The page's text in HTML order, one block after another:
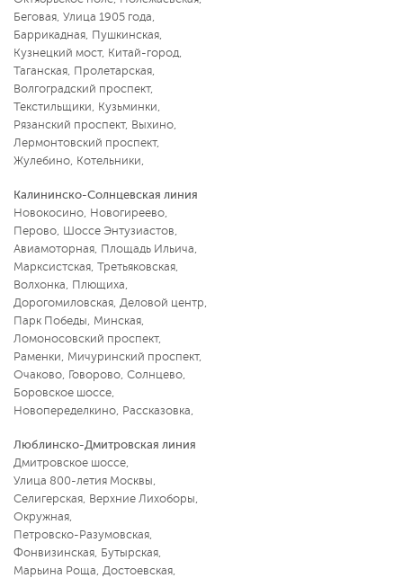
Беговая, Улица 1905 года,
Баррикадная, Пушкинская,
Кузнецкий мост, Китай-город,
Таганская, Пролетарская,
Волгоградский проспект,
Текстильщики, Кузьминки,
Рязанский проспект, Выхино,
Лермонтовский проспект,
Жулебино, Котельники,
Калининско-Солнцевская линия
Новокосино, Новогиреево,
Перово, Шоссе Энтузиастов,
Авиамоторная, Площадь Ильича,
Марксистская, Третьяковская,
Волхонка, Плющиха,
Дорогомиловская, Деловой центр,
Парк Победы, Минская,
Ломоносовский проспект,
Раменки, Мичуринский проспект,
Очаково, Говорово, Солнцево,
Боровское шоссе,
Новопеределкино, Рассказовка,
Люблинско-Дмитровская линия
Дмитровское шоссе,
Улица 800-летия Москвы,
Селигерская, Верхние Лихоборы,
Окружная,
Петровско-Разумовская,
Фонвизинская, Бутырская,
Марьина Роща, Достоевская,